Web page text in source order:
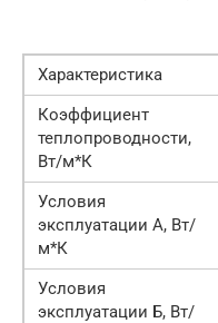
Характеристика
Коэффициент
теплопроводности,
Вт/м*К
Условия
эксплуатации А, Вт/
м*К
Условия
эксплуатации Б, Вт/